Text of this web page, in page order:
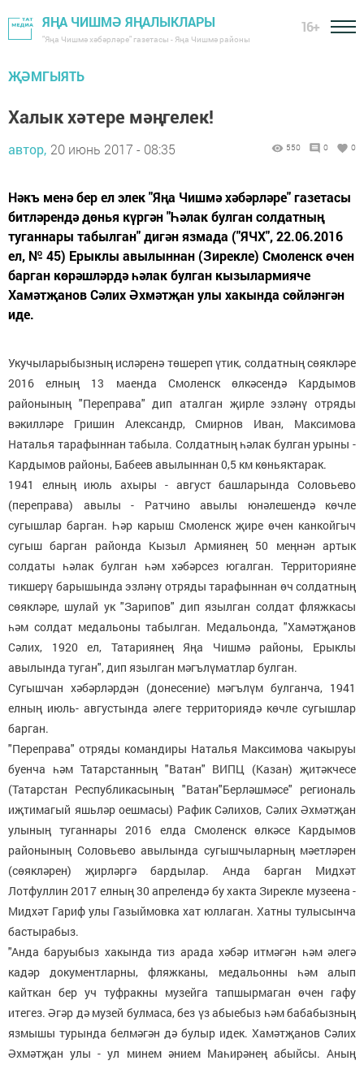
ЯҢА ЧИШМӘ ЯҢАЛЫКЛАРЫ
"Яңа Чишмә хәбәрләре" газетасы - Яңа Чишмә районы
16+
ҖӘМГЫЯТЬ
Халык хәтере мәңгелек!
автор, 20 июнь 2017 - 08:35 550 0 0
Нәкъ менә бер ел элек "Яңа Чишмә хәбәрләре" газетасы
битләрендә дөнья күргән "Һәлак булган солдатның
туганнары табылган" дигән язмада ("ЯЧХ", 22.06.2016
ел, № 45) Ерыклы авылыннан (Зирекле) Смоленск өчен
барган көрәшләрдә һәлак булган кызылармияче
Хамәтҗанов Сәлих Әхмәтҗан улы хакында сөйләнгән
иде.
Укучыларыбызның исләренә төшереп үтик, солдатның сөякләре
2016 елның 13 маенда Смоленск өлкәсендә Кардымов
районының "Переправа" дип аталган җирле эзләнү отряды
вәкилләре Гришин Александр, Смирнов Иван, Максимова
Наталья тарафыннан табыла. Солдатның һәлак булган урыны -
Кардымов районы, Бабеев авылыннан 0,5 км көньяктарак.
1941 елның июль ахыры - август башларында Соловьево
(переправа) авылы - Ратчино авылы юнәлешендә көчле
сугышлар барган. Һәр карыш Смоленск җире өчен канкойгыч
сугыш барган районда Кызыл Армиянең 50 меңнән артык
солдаты һәлак булган һәм хәбәрсез югалган. Территорияне
тикшерү барышында эзләнү отряды тарафыннан өч солдатның
сөякләре, шулай ук "Зарипов" дип язылган солдат фляжкасы
һәм солдат медальоны табылган. Медальонда, "Хамәтҗанов
Сәлих, 1920 ел, Татариянең Яңа Чишмә районы, Ерыклы
авылында туган", дип язылган мәгълүматлар булган.
Сугышчан хәбәрләрдән (донесение) мәгълүм булганча, 1941
елның июль- августында әлеге территориядә көчле сугышлар
барган.
"Переправа" отряды командиры Наталья Максимова чакыруы
буенча һәм Татарстанның "Ватан" ВИПЦ (Казан) җитәкчесе
(Татарстан Республикасының "Ватан"Берләшмәсе" региональ
иҗтимагый яшьләр оешмасы) Рафик Сәлихов, Сәлих Әхмәтҗан
улының туганнары 2016 елда Смоленск өлкәсе Кардымов
районының Соловьево авылында сугышчыларның мәетләрен
(сөякләрен) җирләргә бардылар. Анда барган Мидхәт
Лотфуллин 2017 елның 30 апрелендә бу хакта Зирекле музеена -
Мидхәт Гариф улы Газыймовка хат юллаган. Хатны тулысынча
бастырабыз.
"Анда баруыбыз хакында тиз арада хәбәр итмәгән һәм әлегә
кадәр документларны, фляжканы, медальонны һәм алып
кайткан бер уч туфракны музейга тапшырмаган өчен гафу
итегез. Әгәр дә музей булмаса, без үз абыебыз һәм бабабызның
язмышы турында белмәгән дә булыр идек. Хамәтҗанов Сәлих
Әхмәтҗан улы - ул минем әнием Маһирәнең абыйсы. Аның